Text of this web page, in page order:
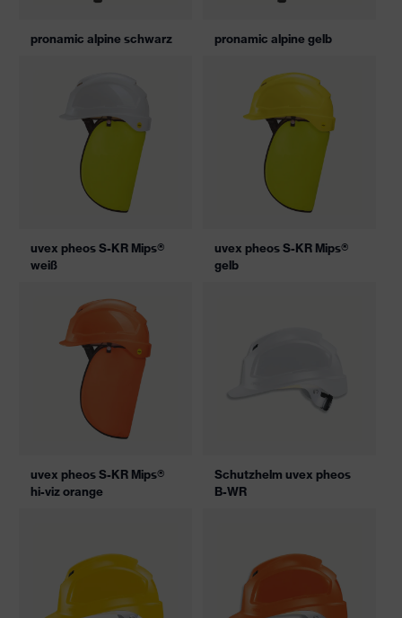
pronamic alpine schwarz pronamic alpine gelb
uvex pheos S-KR Mips®
weiß
uvex pheos S-KR Mips®
gelb
uvex pheos S-KR Mips®
hi-viz orange
Schutzhelm uvex pheos
B-WR